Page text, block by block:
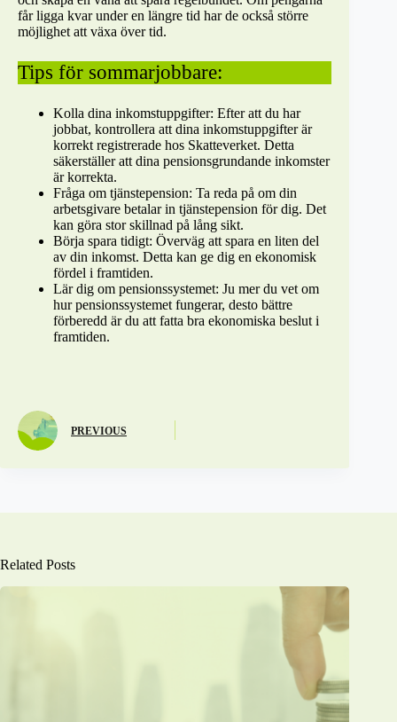
får ligga kvar under en längre tid har de också större
möjlighet att växa över tid.
Tips för sommarjobbare:
Kolla dina inkomstuppgifter: Efter att du har
jobbat, kontrollera att dina inkomstuppgifter är
korrekt registrerade hos Skatteverket. Detta
säkerställer att dina pensionsgrundande inkomster
är korrekta.
Fråga om tjänstepension: Ta reda på om din
arbetsgivare betalar in tjänstepension för dig. Det
kan göra stor skillnad på lång sikt.
Börja spara tidigt: Överväg att spara en liten del
av din inkomst. Detta kan ge dig en ekonomisk
fördel i framtiden.
Lär dig om pensionssystemet: Ju mer du vet om
hur pensionssystemet fungerar, desto bättre
förberedd är du att fatta bra ekonomiska beslut i
framtiden.
PREVIOUS
Related Posts